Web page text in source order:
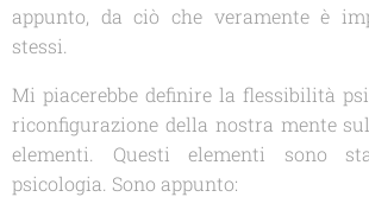
appunto, da ciò che veramente è
stessi.
Mi piacerebbe definire la flessibilità
riconfigurazione della nostra mente
elementi. Questi elementi sono
psicologia. Sono appunto: